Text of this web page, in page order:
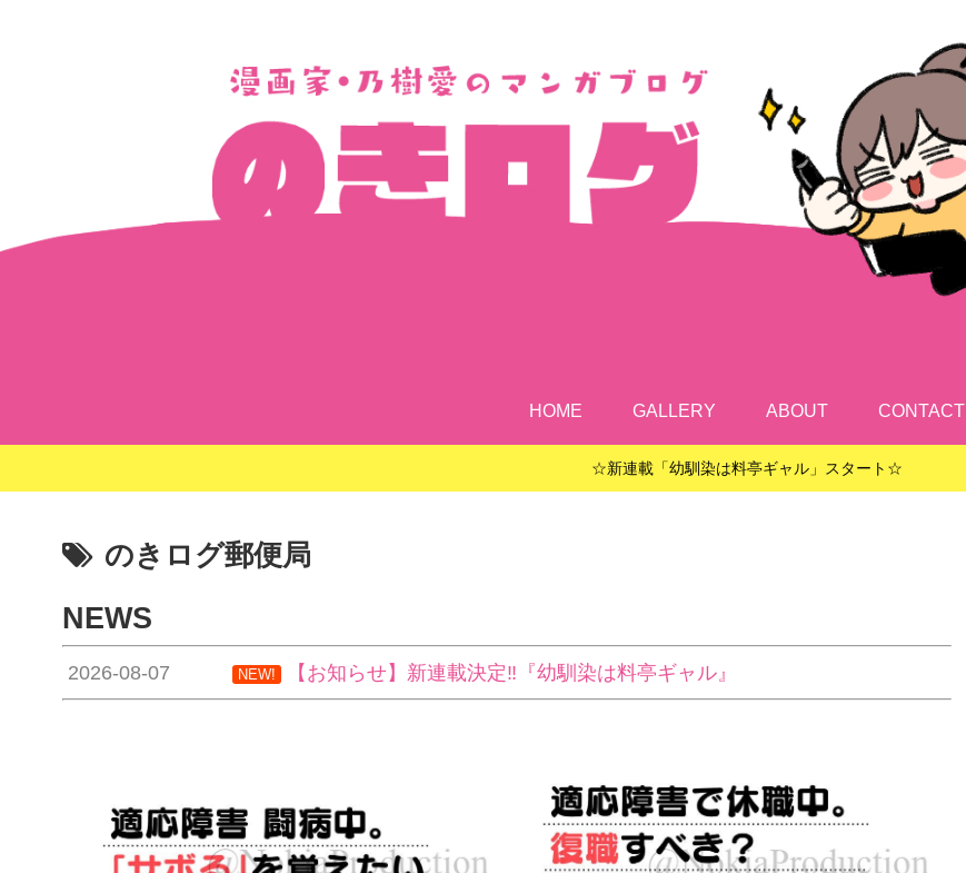
HOME GALLERY ABOUT CONTACT
☆新連載「幼馴染は料亭ギャル」スタート☆
のきログ郵便局
NEWS
2026-08-07 NEW! 【お知らせ】新連載決定‼『幼馴染は料亭ギャル』